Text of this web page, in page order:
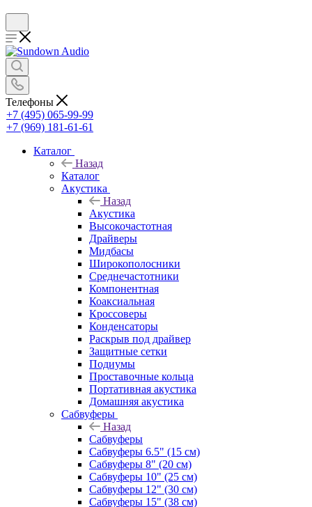
Телефоны
+7 (495) 065-99-99
+7 (969) 181-61-61
Каталог
Назад
Каталог
Акустика
Назад
Акустика
Высокочастотная
Драйверы
Мидбасы
Широкополосники
Среднечастотники
Компонентная
Коаксиальная
Кроссоверы
Конденсаторы
Раскрыв под драйвер
Защитные сетки
Подиумы
Проставочные кольца
Портативная акустика
Домашняя акустика
Сабвуферы
Назад
Сабвуферы
Сабвуферы 6.5" (15 см)
Сабвуферы 8" (20 см)
Сабвуферы 10" (25 см)
Сабвуферы 12" (30 см)
Сабвуферы 15" (38 см)